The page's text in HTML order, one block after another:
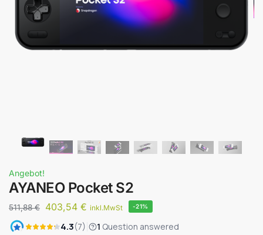
Angebot!
AYANEO Pocket S2
511,88€ 403,54 € inkl.MwSt -21%